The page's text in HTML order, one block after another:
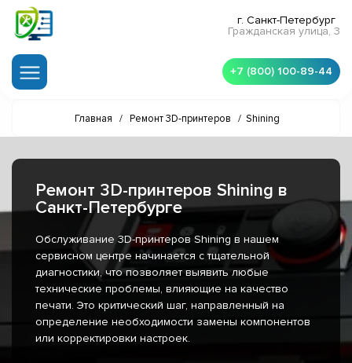
г. Санкт-Петербург
Гражданская улица, 3
+7 (800) 100-89-44
Главная / Ремонт 3D-принтеров / Shining
Ремонт 3D-принтеров Shining в
Санкт-Петербурге
Обслуживание 3D-принтеров Shining в нашем
сервисном центре начинается с тщательной
диагностики, что позволяет выявить любые
технические проблемы, влияющие на качество
печати. Это критический шаг, направленный на
определение необходимости замены компонентов
или корректировки настроек.